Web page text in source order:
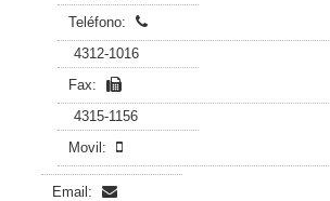
Teléfono:
4312-1016
Fax:
4315-1156
Movil:
Email: